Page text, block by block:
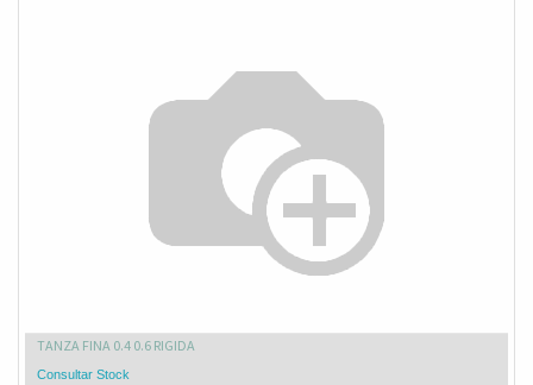
TANZA FINA 0.4 0.6 RIGIDA
Consultar Stock